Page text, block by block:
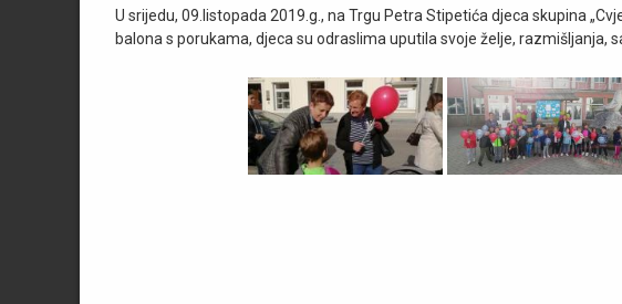
U srijedu, 09.listopada 2019.g., na Trgu Petra Stipetića djeca skupina
balona s porukama, djeca su odraslima uputila svoje želje, razmišljanja,